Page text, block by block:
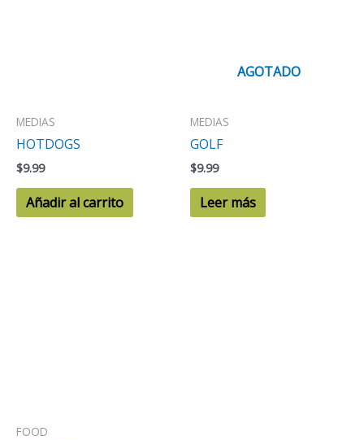
MEDIAS
HOTDOGS
$9.99
Añadir al carrito
AGOTADO
MEDIAS
GOLF
$9.99
Leer más
FOOD